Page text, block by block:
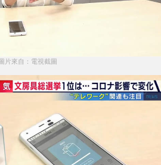
圖片來自：電視截圖